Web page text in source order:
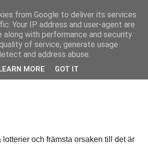
ljus i mörkret
i tillvaron
odling, och andra tankar om livet
och främsta orsaken till det är
from Google to deliver its services
Your IP address and user-agent are
along with performance and security
of service, generate usage
and address abuse.
LEARN MORE GOT IT